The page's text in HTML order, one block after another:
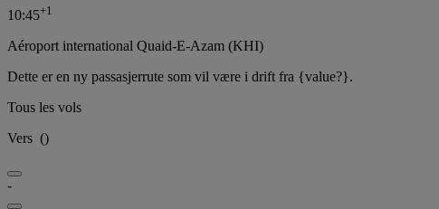
10:45+1
Aéroport international Quaid-E-Azam (KHI)
Dette er en ny passasjerrute som vil være i drift fra {value?}.
Tous les vols
Vers ()
-